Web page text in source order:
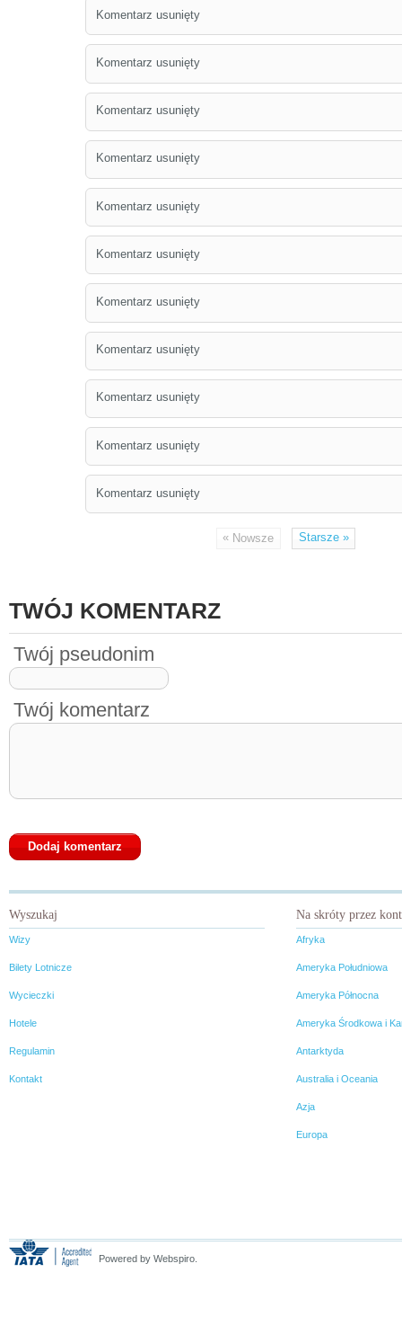
Komentarz usunięty
Komentarz usunięty
Komentarz usunięty
Komentarz usunięty
Komentarz usunięty
Komentarz usunięty
Komentarz usunięty
Komentarz usunięty
Komentarz usunięty
Komentarz usunięty
Komentarz usunięty
« Nowsze Starsze»
TWÓJ KOMENTARZ
Twój pseudonim
Twój komentarz
Wyszukaj
Wizy
Bilety Lotnicze
Wycieczki
Hotele
Regulamin
Kontakt
Na skróty przez
Afryka
Ameryka Południowa
Ameryka Północna
Ameryka Środkowa i
Antarktyda
Australia i Oceania
Azja
Europa
Powered by Webspiro.